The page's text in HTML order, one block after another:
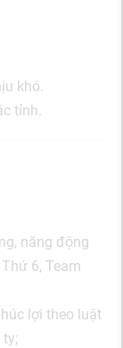
khó.
tỉnh.
năng động
6, Team
lợi theo luật